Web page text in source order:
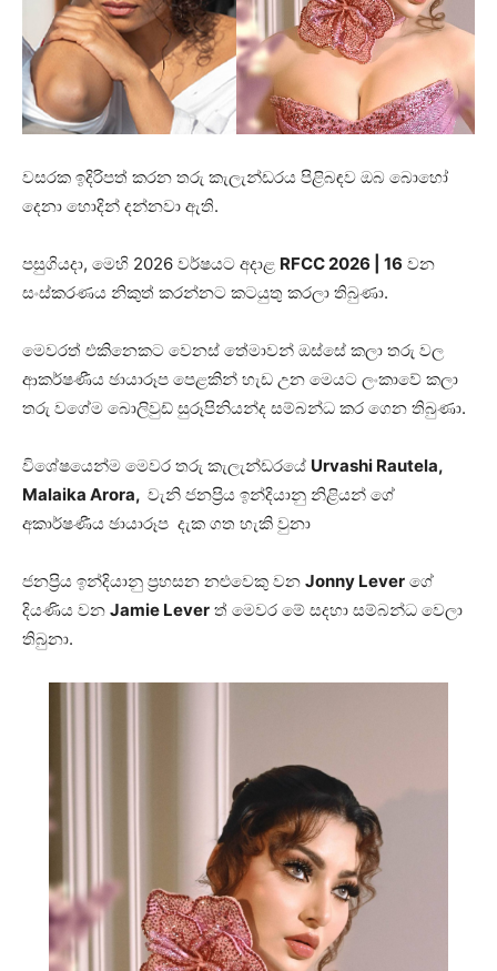
වසරක ඉදිරිපත් කරන තරු කැලැන්ඩරය පිළිබඳව ඔබ බොහෝ
දෙනා හොදින් දන්නවා ඇති.
පසුගියදා, මෙහි 2026 වර්ෂයට අදාළ RFCC 2026 | 16 වන
සංස්කරණය නිකුත් කරන්නට කටයුතු කරලා තිබුණා.
මෙවරත් එකිනෙකට වෙනස් තේමාවන් ඔස්සේ කලා තරු වල
ආකර්ෂණීය ඡායාරූප පෙළකින් හැඩ උන මෙයට ලංකාවේ කලා
තරු වගේම බොලිවුඩ් සුරූපිනියන්ද සම්බන්ධ කර ගෙන තිබුණා.
විශේෂයෙන්ම මෙවර තරු කැලැන්ඩරයේ Urvashi Rautela,
Malaika Arora, වැනි ජනප්‍රිය ඉන්දියානු නිළියන් ගේ
අකාර්ෂණීය ඡායාරූප දැක ගත හැකි වුනා
ජනප්‍රිය ඉන්දියානු ප්‍රහසන නළුවෙකු වන Jonny Lever ගේ
දියණිය වන Jamie Lever ත් මෙවර මේ සදහා සම්බන්ධ වෙලා
තිබුනා.